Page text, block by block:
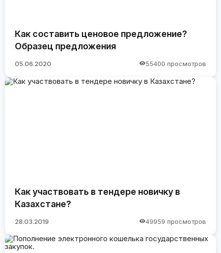
Как составить ценовое предложение?
Образец предложения
05.06.2020 55400 просмотров
Как участвовать в тендере новичку в
Казахстане?
28.03.2019 49959 просмотров